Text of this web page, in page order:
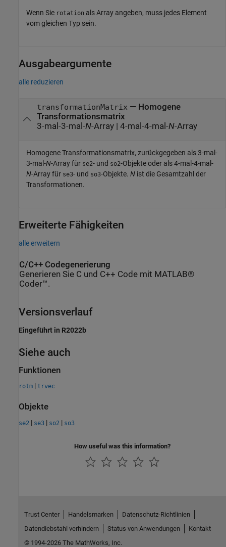
Wenn Sie rotation als Array angeben, muss jedes Element
vom gleichen Typ sein.
Ausgabeargumente
alle reduzieren
transformationMatrix — Homogene
Transformationsmatrix
3-mal-3-mal-N-Array | 4-mal-4-mal-N-Array
Homogene Transformationsmatrix, zurückgegeben als 3-mal-
3-mal-N-Array für se2- und so2-Objekte oder als 4-mal-4-mal-
N-Array für se3- und so3-Objekte. N ist die Gesamtzahl der
Transformationen.
Erweiterte Fähigkeiten
alle erweitern
C/C++ Codegenerierung
Generieren Sie C und C++ Code mit MATLAB®
Coder™.
Versionsverlauf
Eingeführt in R2022b
Siehe auch
Funktionen
rotm | trvec
Objekte
se2 | se3 | so2 | so3
How useful was this information?
Trust Center Handelsmarken
Datenschutz-Richtlinien
Datendiebstahl verhindern
Status von Anwendungen
Kontakt
© 1994-2026 The MathWorks, Inc.